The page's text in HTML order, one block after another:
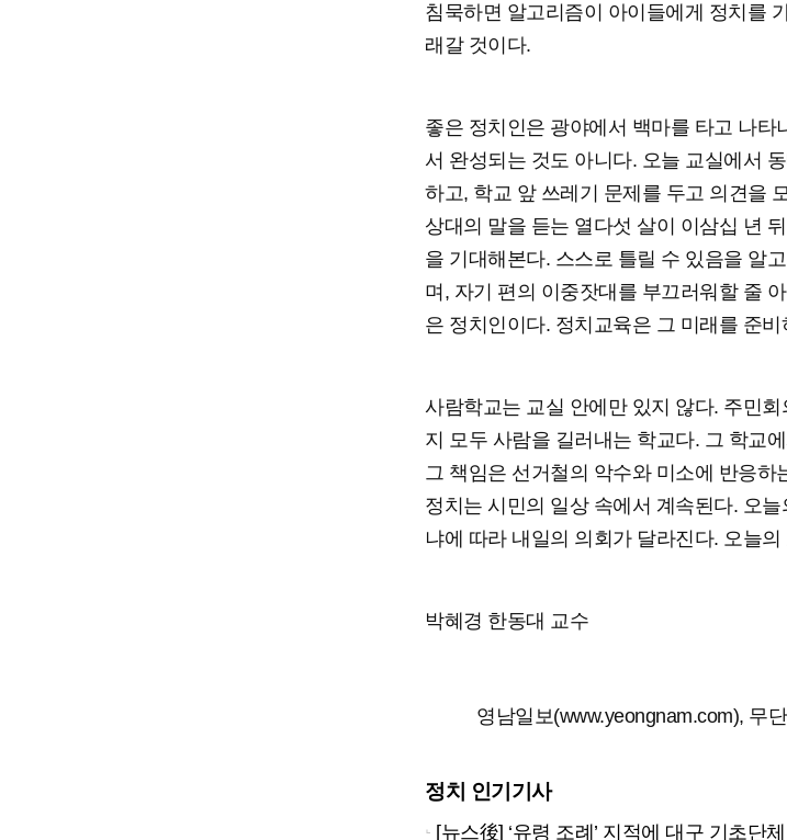
침묵하면 알고리즘이 아이들에게 정치를
래갈 것이다.
좋은 정치인은 광야에서 백마를 타고 나타
서 완성되는 것도 아니다. 오늘 교실에서
하고, 학교 앞 쓰레기 문제를 두고 의견을
상대의 말을 듣는 열다섯 살이 이삼십 년
을 기대해본다. 스스로 틀릴 수 있음을 알
며, 자기 편의 이중잣대를 부끄러워할 줄
은 정치인이다. 정치교육은 그 미래를 준
사람학교는 교실 안에만 있지 않다. 주민
지 모두 사람을 길러내는 학교다. 그 학교
그 책임은 선거철의 악수와 미소에 반응하
정치는 시민의 일상 속에서 계속된다. 오
냐에 따라 내일의 의회가 달라진다. 오늘
박혜경 한동대 교수
영남일보(www.yeongnam.com), 무
정치 인기기사
[뉴스後] ‘유령 조례’ 지적에 대구 기초단